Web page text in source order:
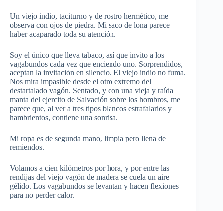
Un viejo indio, taciturno y de rostro hermético, me
observa con ojos de piedra. Mi saco de lona parece
haber acaparado toda su atención.
Soy el único que lleva tabaco, así que invito a los
vagabundos cada vez que enciendo uno. Sorprendidos,
aceptan la invitación en silencio. El viejo indio no fuma.
Nos mira impasible desde el otro extremo del
destartalado vagón. Sentado, y con una vieja y raída
manta del ejercito de Salvación sobre los hombros, me
parece que, al ver a tres tipos blancos estrafalarios y
hambrientos, contiene una sonrisa.
Mi ropa es de segunda mano, limpia pero llena de
remiendos.
Volamos a cien kilómetros por hora, y por entre las
rendijas del viejo vagón de madera se cuela un aire
gélido. Los vagabundos se levantan y hacen flexiones
para no perder calor.